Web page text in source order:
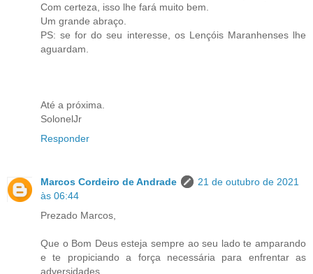
Com certeza, isso lhe fará muito bem.
Um grande abraço.
PS: se for do seu interesse, os Lençóis Maranhenses lhe
aguardam.
Até a próxima.
SolonelJr
Responder
Marcos Cordeiro de Andrade
21 de outubro de 2021
às 06:44
Prezado Marcos,
Que o Bom Deus esteja sempre ao seu lado te amparando
e te propiciando a força necessária para enfrentar as
adversidades.